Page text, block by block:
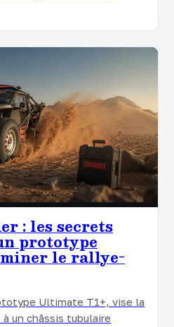
: les secrets
prototype
le rallye-
Ultimate T1+, vise la
un châssis tubulaire